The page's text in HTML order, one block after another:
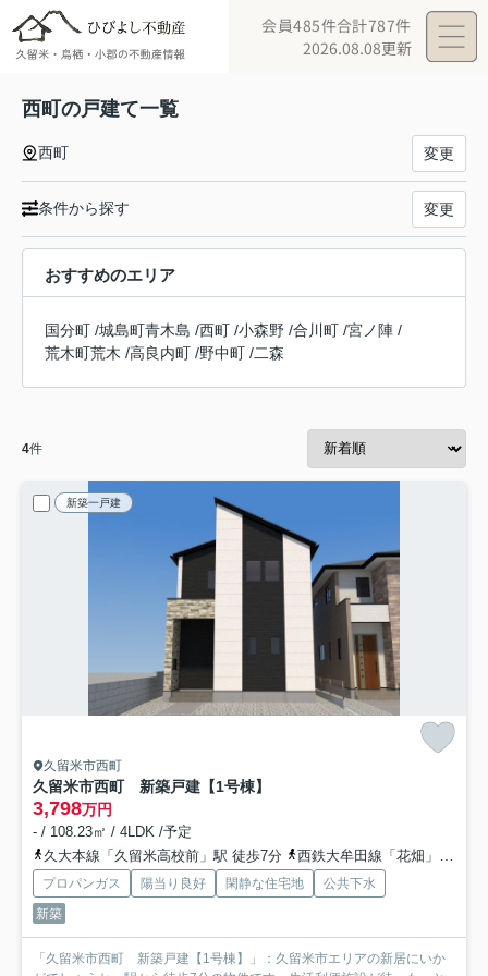
会員485件合計787件
2026.08.08更新
西町の戸建て一覧
西町 変更
条件から探す 変更
おすすめのエリア
国分町 /城島町青木島 /西町 /小森野 /合川町 /宮ノ陣 /
荒木町荒木 /高良内町 /野中町 /二森
4件
新築一戸建
久留米市西町
久留米市西町 新築戸建【1号棟】
3,798万円
- / 108.23㎡ / 4LDK /予定
久大本線「久留米高校前」駅 徒歩7分
西鉄大牟田線「花畑」駅 徒歩12分
プロパンガス 陽当り良好 閑静な住宅地
公共下水
新築
「久留米市西町 新築戸建【1号棟】」：久留米市エリアの新居にいか